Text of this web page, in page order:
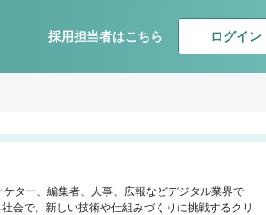
採用担当者はこちら ログイン
ター、編集者、人事、広報などデジタル業界で
会で、新しい技術や仕組みづくりに挑戦するクリ